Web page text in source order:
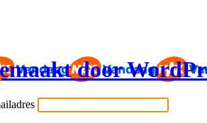
door